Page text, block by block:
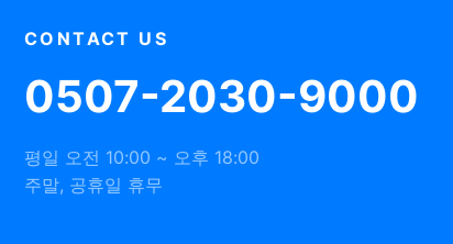
CONTACT US
0507-2030-9000
평일 오전 10:00 ~ 오후 18:00
주말, 공휴일 휴무